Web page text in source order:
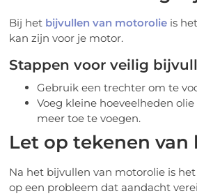
Bij het bijvullen van motorolie is
kan zijn voor je motor.
Stappen voor veilig
Gebruik een trechter om te
Voeg kleine hoeveelheden
meer toe te voegen.
Let op tekenen van
Na het bijvullen van motorolie is
op een probleem dat aandacht